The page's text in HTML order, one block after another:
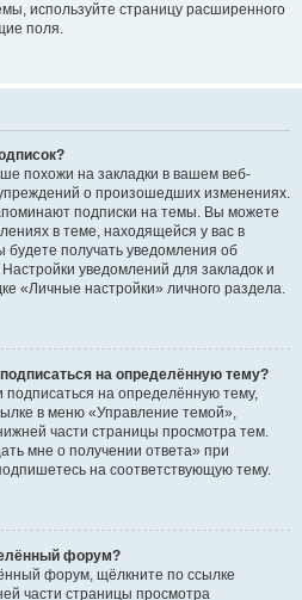
используйте страницу расширенного
поля.
похожи на закладки в вашем веб-
о произошедших изменениях.
подписки на темы. Вы можете
в теме, находящейся у вас в
будете получать уведомления об
уведомлений для закладок и
«Личные настройки» личного раздела.
на определённую тему?
подписаться на определённую тему,
в меню «Управление темой»,
части страницы просмотра тем.
мне о получении ответа» при
на соответствующую тему.
форум?
форум, щёлкните по ссылке
части страницы просмотра